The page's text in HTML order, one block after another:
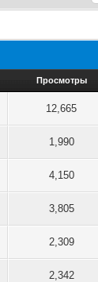
Просмотры
12,665
1,990
4,150
3,805
2,309
2,342